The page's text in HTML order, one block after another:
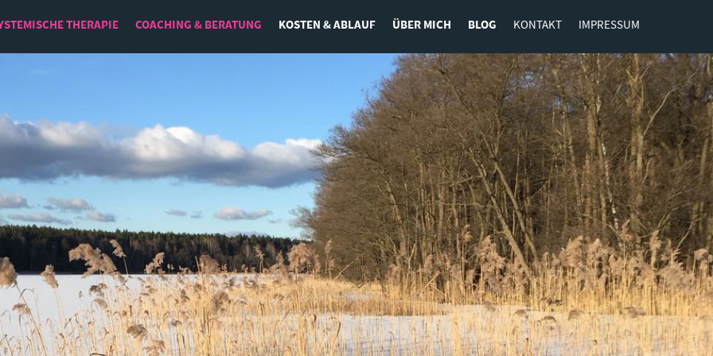
THERAPIE COACHING & BERATUNG
Leadership
Beruf und Lebenssinn
Emotionale Intelligenz
Resilienz und Zeit- und Selbstmanagement
KOSTEN & ABLAUF ÜBER MICH BLOG KONTAKT IMPRESSUM